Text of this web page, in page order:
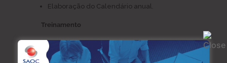
Elaboração do Calendário anual.
Treinamento
Legislação da CIPA;
Prevenção de acidentes;